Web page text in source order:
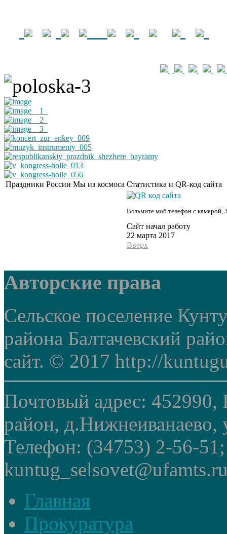
Праздники России Мы из космоса Статистика и QR-код сайта
Возьмите моб телефон с камерой,
Сайт начал работу
22 марта 2017
Вверх
Авторские права
Сельское поселение
района Балтачевский
сайт. © 2017 http://
Почтовый адрес: 452990,
район, д.Нижнеиванаево,
Телефон: (34753) 2-56-
Главная
Прокуратура